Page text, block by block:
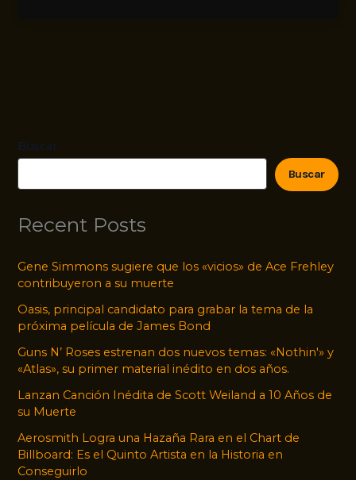
Buscar
Buscar
Recent Posts
Gene Simmons sugiere que los «vicios» de Ace Frehley
contribuyeron a su muerte
Oasis, principal candidato para grabar la tema de la
próxima película de James Bond
Guns N’ Roses estrenan dos nuevos temas: «Nothin'» y
«Atlas», su primer material inédito en dos años.
Lanzan Canción Inédita de Scott Weiland a 10 Años de
su Muerte
Aerosmith Logra una Hazaña Rara en el Chart de
Billboard: Es el Quinto Artista en la Historia en
Conseguirlo